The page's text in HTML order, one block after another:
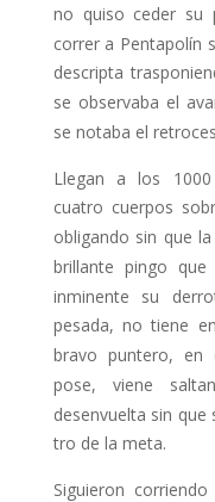
no quiso ceder su
correr a Pentapolín
descripta
se observaba el
se notaba el
Llegan a los
cuatro cuerpos
obligando sin que
brillante pingo que
inminente su
pesada, no tiene
bravo puntero, en
pose, viene
desenvuelta sin
tro de la meta.
Siguieron